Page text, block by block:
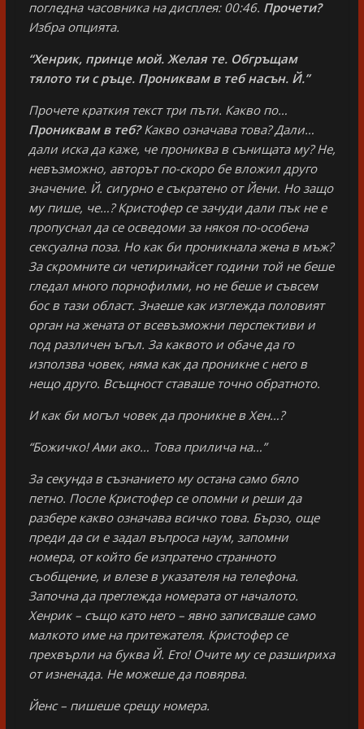
погледна часовника на дисплея: 00:46. Прочети?
Избра опцията.
“Хенрик, принце мой. Желая те. Обгръщам
тялото ти с ръце. Прониквам в теб насън. Й.”
Прочете краткия текст три пъти. Какво по…
Прониквам в теб?Какво означава това? Дали…
дали иска да каже, че прониква в сънищата му? Не,
невъзможно, авторът по-скоро бе вложил друго
значение. Й. сигурно е съкратено от Йени. Но защо
му пише, че…? Кристофер се зачуди дали пък не е
пропуснал да се осведоми за някоя по-особена
сексуална поза. Но как би проникнала жена в мъж?
За скромните си четиринайсет години той не беше
гледал много порнофилми, но не беше и съвсем
бос в тази област. Знаеше как изглежда половият
орган на жената от всевъзможни перспективи и
под различен ъгъл. За каквото и обаче да го
използва човек, няма как да проникне с него в
нещо друго. Всъщност ставаше точно обратното.
И как би могъл човек да проникне в Хен…?
“Божичко! Ами ако… Това прилича на…”
За секунда в съзнанието му остана само бяло
петно. После Кристофер се опомни и реши да
разбере какво означава всичко това. Бързо, още
преди да си е задал въпроса наум, запомни
номера, от който бе изпратено странното
съобщение, и влезе в указателя на телефона.
Започна да преглежда номерата от началото.
Хенрик – също като него – явно записваше само
малкото име на притежателя. Кристофер се
прехвърли на буква Й. Ето! Очите му се разшириха
от изненада. Не можеше да повярва.
Йенс – пишеше срещу номера.